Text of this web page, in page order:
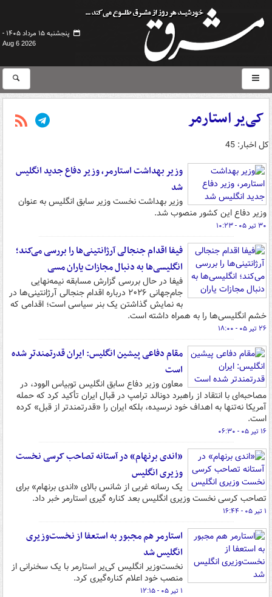
پنجشنبه ۱۵ مرداد ۱۴۰۵ -
Aug 6 2026
کی‌یر استارمر
کل اخبار: 45
وزیر بهداشت استارمر، وزیر دفاع جدید انگلیس
شد
وزیر بهداشت نخست وزیر سابق انگلیس به عنوان
وزیر دفاع این کشور منصوب شد.
۳۰ تیر ۰۵ - ۱۰:۲۳
فیفا اقدام جنجالی آرژانتینی‌ها را بررسی می‌کند؛
انگلیسی‌ها به دنبال مجازات یاران مسی
فیفا در حال بررسی گزارش‌ مسابقه نیمه‌نهایی
جام‌جهانی ۲۰۲۶ درباره اقدام جنجالی آرژانتینی‌ها در
به نمایش گذاشتن یک بنر سیاسی است؛ اقدامی که
خشم انگلیسی‌ها را به همراه داشته است.
۲۶ تیر ۰۵ - ۱۸:۰۰
مقام دفاعی پیشین انگلیس: ایران قدرتمندتر شده
است
معاون وزیر دفاع سابق انگلیس توبیاس الوود، در
مصاحبه‌ای با انتقاد از راهبرد دونالد ترامپ در قبال ایران تأکید کرد که حمله
آمریکا نه‌تنها به اهداف خود نرسیده، بلکه ایران را «قدرتمندتر از قبل» کرده
است.
۱۶ تیر ۰۵ - ۰۶:۳۰
«اندی برنهام» در آستانه تصاحب کرسی نخست
وزیری انگلیس
یک رسانه غربی از شانس بالای «اندی برنهام» برای
تصاحب کرسی نخست وزیری انگلیس بعد کناره گیری استارمر خبر داد.
۱ تیر ۰۵ - ۱۶:۴۴
استارمر هم مجبور به استعفا از نخست‌وزیری
انگلیس شد
نخست‌وزیر انگلیس کی‌یر استارمر با یک سخنرانی از
منصب خود اعلام کناره‌گیری کرد.
۱ تیر ۰۵ - ۱۲:۱۵